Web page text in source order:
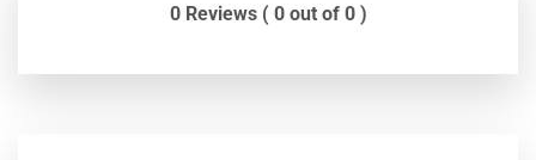
0 Reviews ( 0 out of 0 )